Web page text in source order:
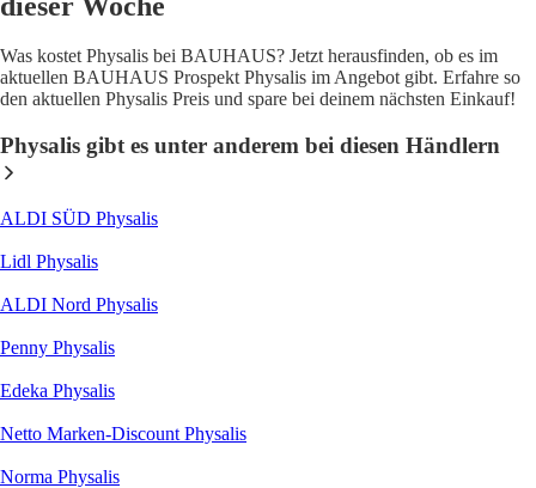
Was kostet Physalis bei BAUHAUS? Jetzt herausfinden, ob es im
aktuellen BAUHAUS Prospekt Physalis im Angebot gibt. Erfahre so
den aktuellen Physalis Preis und spare bei deinem nächsten Einkauf!
Physalis gibt es unter anderem bei diesen Händlern
ALDI SÜD Physalis
Lidl Physalis
ALDI Nord Physalis
Penny Physalis
Edeka Physalis
Netto Marken-Discount Physalis
Norma Physalis